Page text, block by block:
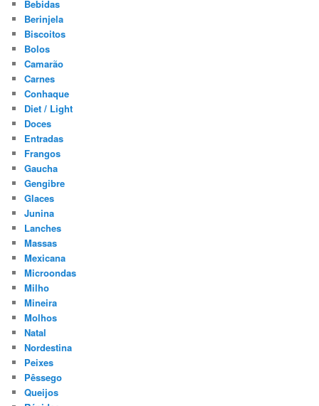
Bebidas
Berinjela
Biscoitos
Bolos
Camarão
Carnes
Conhaque
Diet / Light
Doces
Entradas
Frangos
Gaucha
Gengibre
Glaces
Junina
Lanches
Massas
Mexicana
Microondas
Milho
Mineira
Molhos
Natal
Nordestina
Peixes
Pêssego
Queijos